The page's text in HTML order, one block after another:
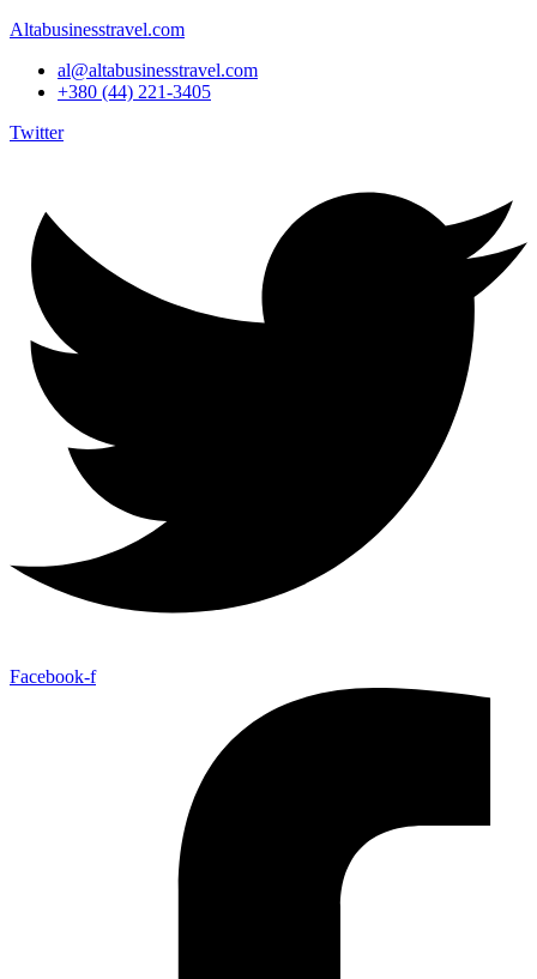
Altabusinesstravel.com
al@altabusinesstravel.com
+380 (44) 221-3405
Twitter
Facebook-f